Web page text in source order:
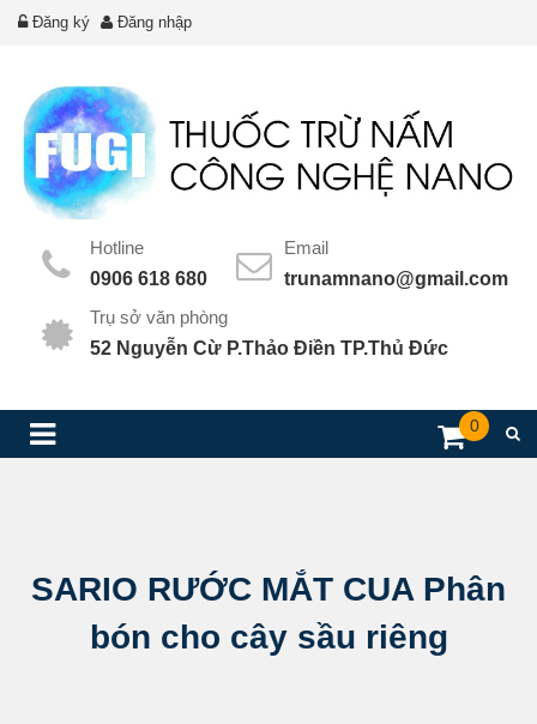
Đăng ký Đăng nhập
Hotline
0906 618 680
Email
trunamnano@gmail.com
Trụ sở văn phòng
52 Nguyễn Cừ P.Thảo Điền TP.Thủ Đức
0
SARIO RƯỚC MẮT CUA Phân
bón cho cây sầu riêng